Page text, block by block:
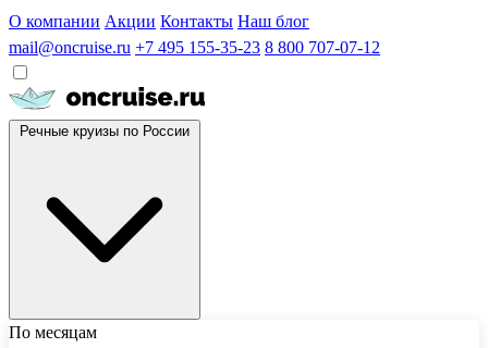
О компании Акции Контакты Наш блог
mail@oncruise.ru +7 495 155-35-23 8 800 707-07-12
По месяцам